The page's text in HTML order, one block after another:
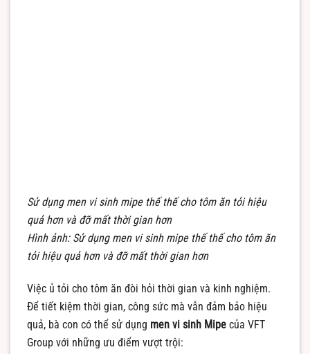
Sử dụng men vi sinh mipe thế thế cho tôm ăn tỏi hiệu
quả hơn và đỡ mất thời gian hơn
Hình ảnh: Sử dụng men vi sinh mipe thế thế cho tôm ăn
tỏi hiệu quả hơn và đỡ mất thời gian hơn
Việc ủ tỏi cho tôm ăn đòi hỏi thời gian và kinh nghiệm.
Để tiết kiệm thời gian, công sức mà vẫn đảm bảo hiệu
quả, bà con có thể sử dụng men vi sinh Mipe của VFT
Group với những ưu điểm vượt trội: